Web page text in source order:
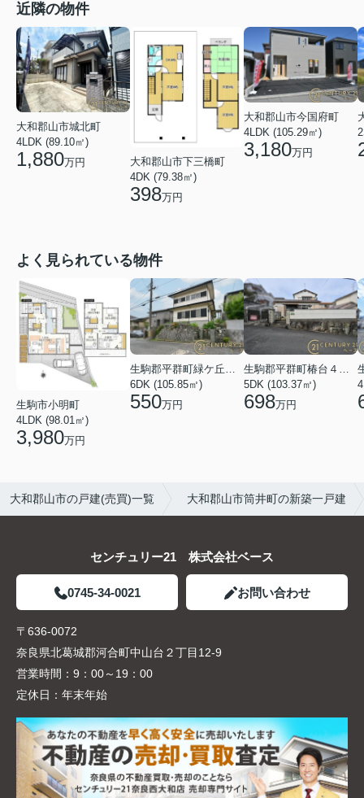
近隣の物件
大和郡山市城北町
4LDK (89.10㎡)
1,880万円
大和郡山市下三橋町
4DK (79.38㎡)
398万円
大和郡山市今国府町
4LDK (105.29㎡)
3,180万円
よく見られている物件
生駒市小明町
4LDK (98.01㎡)
3,980万円
6DK (105.85㎡)
550万円
5DK (103.37㎡)
698万円
大和郡山市の戸建(売買)一覧 大和郡山市筒井町の新築一戸建
センチュリー21 株式会社ベース
0745-34-0021 お問い合わせ
〒636-0072
奈良県北葛城郡河合町中山台２丁目12-9
営業時間： 9：00～19：00
定休日： 年末年始